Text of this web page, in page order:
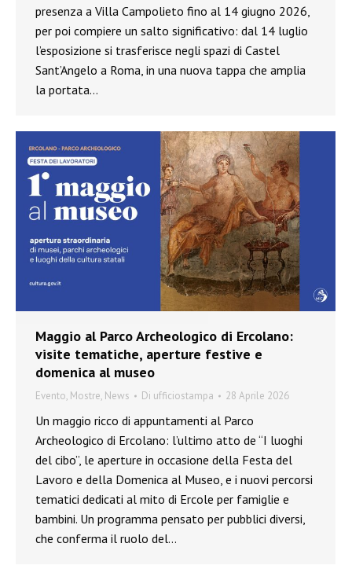
presenza a Villa Campolieto fino al 14 giugno 2026,
per poi compiere un salto significativo: dal 14 luglio
l’esposizione si trasferisce negli spazi di Castel
Sant’Angelo a Roma, in una nuova tappa che amplia
la portata…
Maggio al Parco Archeologico di Ercolano:
visite tematiche, aperture festive e
domenica al museo
Evento, Mostre, News Di ufficiostampa 28 Aprile 2026
Un maggio ricco di appuntamenti al Parco
Archeologico di Ercolano: l’ultimo atto de “I luoghi
del cibo”, le aperture in occasione della Festa del
Lavoro e della Domenica al Museo, e i nuovi percorsi
tematici dedicati al mito di Ercole per famiglie e
bambini. Un programma pensato per pubblici diversi,
che conferma il ruolo del…